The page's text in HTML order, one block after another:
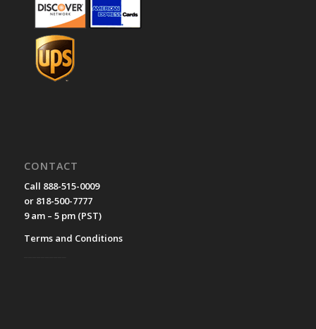
CONTACT
Call 888-515-0009
or 818-500-7777
9 am – 5 pm (PST)
Terms and Conditions